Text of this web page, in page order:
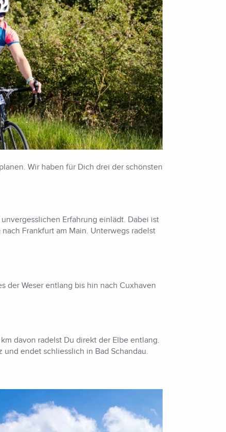
Wir haben für Dich drei der schönsten
Erfahrung einlädt. Dabei ist
Frankfurt am Main. Unterwegs radelst
der Weser entlang bis hin nach Cuxhaven
davon radelst Du direkt der Elbe entlang.
endet schliesslich in Bad Schandau.